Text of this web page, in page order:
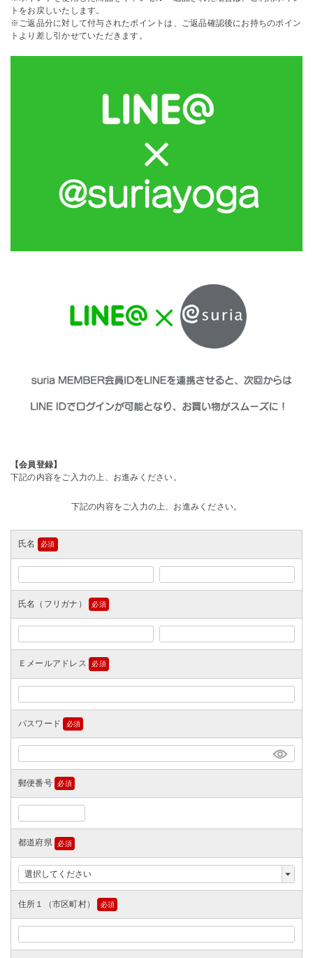
トをお戻しいたします。
※ご返品分に対して付与されたポイントは、ご返品確認後にお持ちのポイン
トより差し引かせていただきます。
【会員登録】
下記の内容をご入力の上、お進みください。
下記の内容をご入力の上、お進みください。
氏名
須)
氏名（フリガナ）
(必
須)
Ｅメールアドレス
須)
パスワード
須)
郵便番号
(必
須)
都道府県
須)
住所１（市区町村）
(必
須)